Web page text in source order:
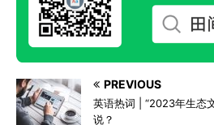
PREVIOUS
英语热词 | “2023年生态
说？